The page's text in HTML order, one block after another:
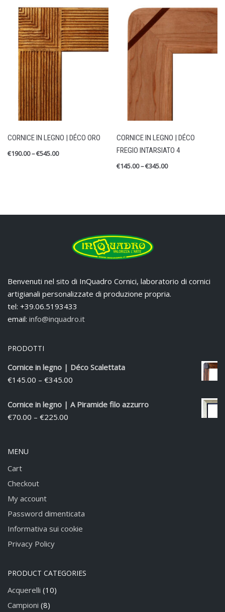
CORNICE IN LEGNO | DÉCO ORO
€190.00–€545.00
CORNICE IN LEGNO | DÉCO
FREGIO INTARSIATO 4
€145.00–€345.00
Benvenuti nel sito di InQuadro Cornici, laboratorio di cornici
artigianali personalizzate di produzione propria.
tel: +39.06.5193433
email: info@inquadro.it
PRODOTTI
Cornice in legno | Déco Scalettata
€145.00 – €345.00
Cornice in legno | A Piramide filo azzurro
€70.00 – €225.00
MENU
Cart
Checkout
My account
Password dimenticata
Informativa sui cookie
Privacy Policy
PRODUCT CATEGORIES
Acquerelli (10)
Campioni (8)